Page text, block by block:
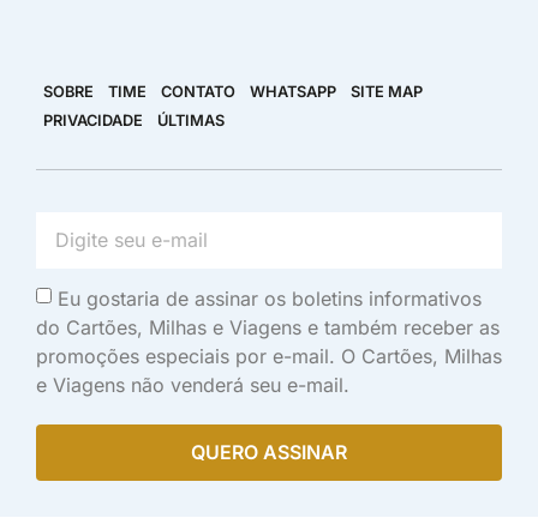
SOBRE TIME CONTATO WHATSAPP
SITE MAP
PRIVACIDADE
ÚLTIMAS
Eu gostaria de assinar os boletins informativos
do Cartões, Milhas e Viagens e também receber as
promoções especiais por e-mail. O Cartões, Milhas
e Viagens não venderá seu e-mail.
QUERO ASSINAR